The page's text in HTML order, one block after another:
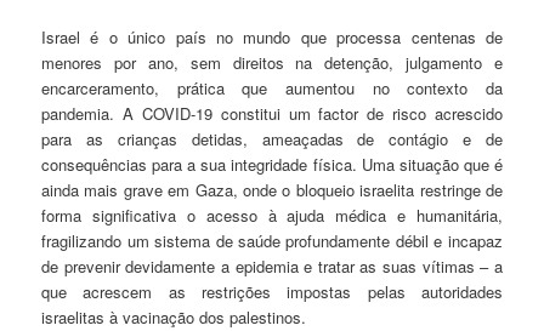
Israel é o único país no mundo que processa centenas de
menores por ano, sem direitos na detenção, julgamento e
encarceramento, prática que aumentou no contexto da
pandemia. A COVID-19 constitui um factor de risco acrescido
para as crianças detidas, ameaçadas de contágio e de
consequências para a sua integridade física. Uma situação que é
ainda mais grave em Gaza, onde o bloqueio israelita restringe de
forma significativa o acesso à ajuda médica e humanitária,
fragilizando um sistema de saúde profundamente débil e incapaz
de prevenir devidamente a epidemia e tratar as suas vítimas – a
que acrescem as restrições impostas pelas autoridades
israelitas à vacinação dos palestinos.